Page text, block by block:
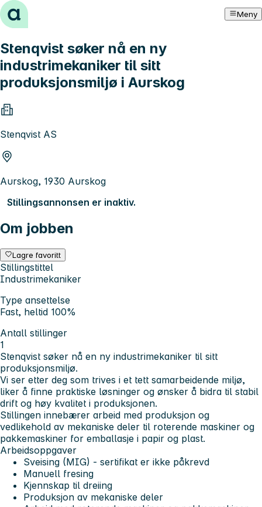
Hopp til innhold Meny
Stenqvist søker nå en ny
industrimekaniker til sitt
produksjonsmiljø i Aurskog
Stenqvist AS
Aurskog, 1930 Aurskog
Stillingsannonsen er inaktiv.
Om jobben
Lagre favoritt
Stillingstittel
Industrimekaniker
Type ansettelse
Fast, heltid 100%
Antall stillinger
1
Stenqvist søker nå en ny industrimekaniker til sitt
produksjonsmiljø.
Vi ser etter deg som trives i et tett samarbeidende miljø,
liker å finne praktiske løsninger og ønsker å bidra til stabil
drift og høy kvalitet i produksjonen.
Stillingen innebærer arbeid med produksjon og
vedlikehold av mekaniske deler til roterende maskiner og
pakkemaskiner for emballasje i papir og plast.
Arbeidsoppgaver
Sveising (MIG) - sertifikat er ikke påkrevd
Manuell fresing
Kjennskap til dreiing
Produksjon av mekaniske deler